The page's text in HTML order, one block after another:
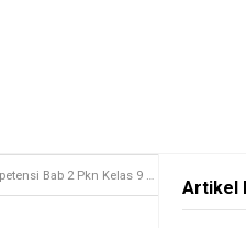
Bab 2 Pkn Kelas 9 Halaman 51
Artikel